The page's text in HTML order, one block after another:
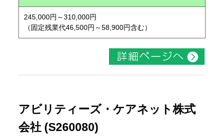
245,000円～310,000円
（固定残業代46,500円～58,900円含む）
アビリティーズ・ケアネット株式
会社 (S260080)